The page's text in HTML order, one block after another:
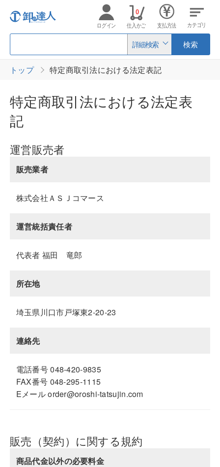
詳細検索 検索
ログイン 仕入かご
0
支払方法 カテゴリ
トップ 特定商取引法における法定表記
特定商取引法における法定表
記
運営販売者
販売業者
株式会社ＡＳＪコマース
運営統括責任者
代表者 福田 竜郎
所在地
埼玉県川口市戸塚東2-20-23
連絡先
電話番号 048-420-9835
FAX番号 048-295-1115
Eメール order@oroshi-tatsujin.com
販売（契約）に関する規約
商品代金以外の必要料金